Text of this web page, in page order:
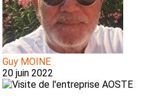
Guy MOINE
20 juin 2022